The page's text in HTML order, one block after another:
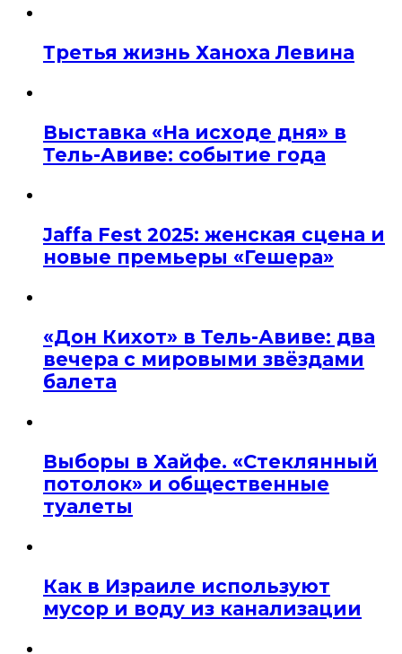
Третья жизнь Ханоха Левина
Выставка «На исходе дня» в
Тель-Авиве: событие года
Jaffa Fest 2025: женская сцена и
новые премьеры «Гешера»
«Дон Кихот» в Тель-Авиве: два
вечера с мировыми звёздами
балета
Выборы в Хайфе. «Стеклянный
потолок» и общественные
туалеты
Как в Израиле используют
мусор и воду из канализации